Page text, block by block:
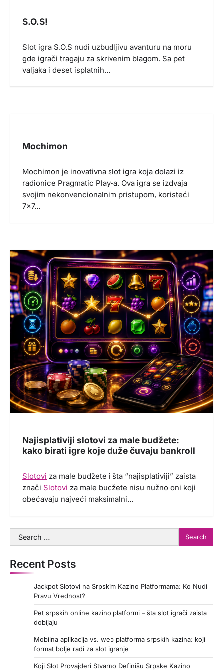
S.O.S!
Slot igra S.O.S nudi uzbudljivu avanturu na moru
gde igrači tragaju za skrivenim blagom. Sa pet
valjaka i deset isplatnih…
Mochimon
Mochimon je inovativna slot igra koja dolazi iz
radionice Pragmatic Play-a. Ova igra se izdvaja
svojim nekonvencionalnim pristupom, koristeći
7×7…
Najisplativiji slotovi za male budžete:
kako birati igre koje duže čuvaju bankroll
Slotovi za male budžete i šta “najisplativiji” zaista
znači Slotovi za male budžete nisu nužno oni koji
obećavaju najveći maksimalni…
Search
for:
Recent Posts
Jackpot Slotovi na Srpskim Kazino Platformama: Ko Nudi
Pravu Vrednost?
Pet srpskih online kazino platformi – šta slot igrači zaista
dobijaju
Mobilna aplikacija vs. web platforma srpskih kazina: koji
format bolje radi za slot igranje
Koji Slot Provajderi Stvarno Definišu Srpske Kazino